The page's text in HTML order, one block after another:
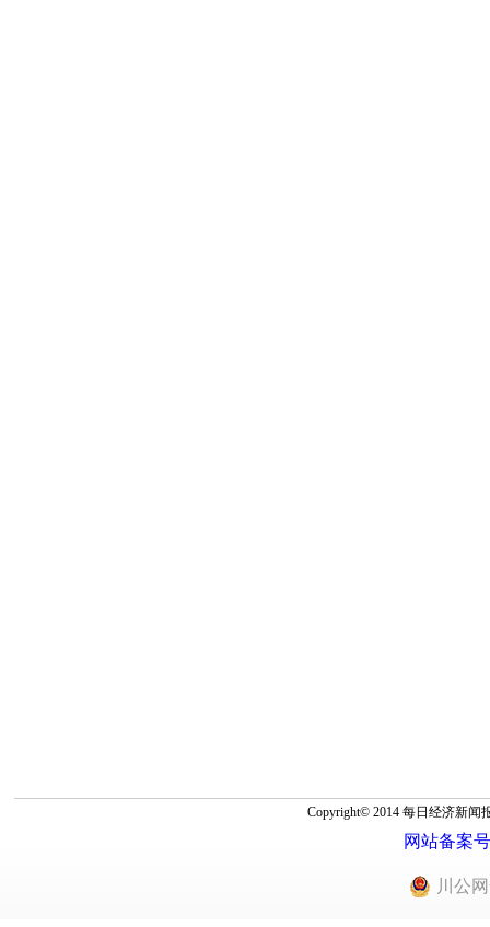
Copyright© 2014 每日经济新
网站备案
川公